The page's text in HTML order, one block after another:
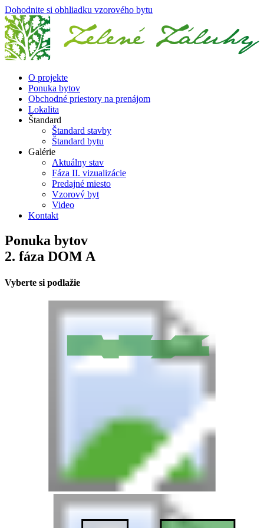
Dohodnite si obhliadku vzorového bytu
O projekte
Ponuka bytov
Obchodné priestory na prenájom
Lokalita
Štandard
Štandard stavby
Štandard bytu
Galérie
Aktuálny stav
Fáza II. vizualizácie
Predajné miesto
Vzorový byt
Video
Kontakt
Ponuka bytov
2. fáza DOM A
Vyberte si podlažie